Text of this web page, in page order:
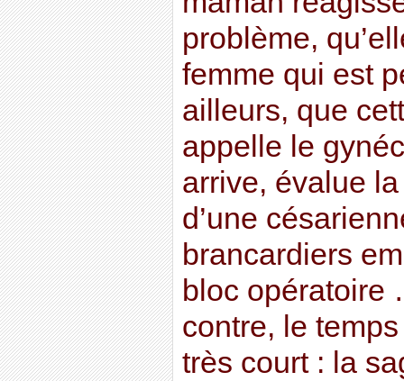
problème,
femme qui est
ailleurs, que
appelle le
arrive, évalue
d’une
brancardiers
bloc opératoire
contre, le
très court : la